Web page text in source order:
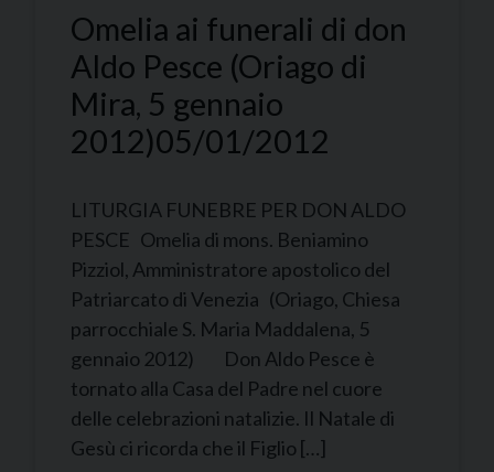
Omelia ai funerali di don
Aldo Pesce (Oriago di
Mira, 5 gennaio
2012)05/01/2012
LITURGIA FUNEBRE PER DON ALDO
PESCE Omelia di mons. Beniamino
Pizziol, Amministratore apostolico del
Patriarcato di Venezia (Oriago, Chiesa
parrocchiale S. Maria Maddalena, 5
gennaio 2012) Don Aldo Pesce è
tornato alla Casa del Padre nel cuore
delle celebrazioni natalizie. Il Natale di
Gesù ci ricorda che il Figlio […]